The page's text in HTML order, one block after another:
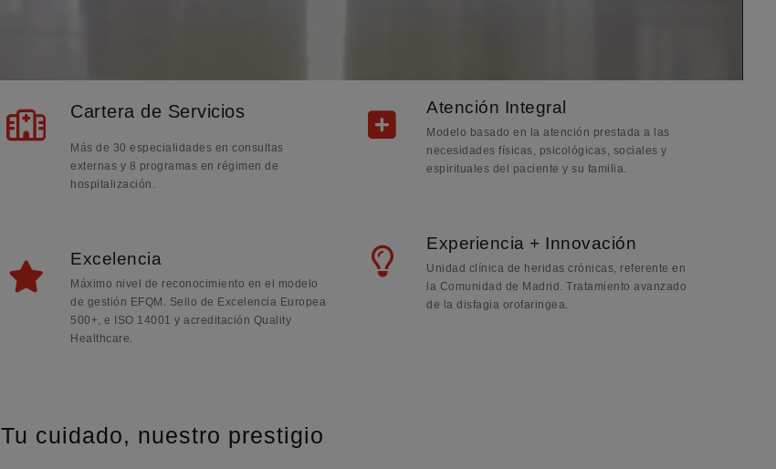
Cartera de Servicios
Más de 30 especialidades en consultas
externas y 8 programas en régimen de
hospitalización.
Excelencia
Máximo nivel de reconocimiento en el modelo
de gestión EFQM. Sello de Excelencia Europea
500+, e ISO 14001 y acreditación Quality
Healthcare.
Atención Integral
Modelo basado en la atención prestada a las
necesidades físicas, psicológicas, sociales y
espirituales del paciente y su familia.
Experiencia + Innovación
Unidad clínica de heridas crónicas, referente en
la Comunidad de Madrid. Tratamiento avanzado
de la disfagia orofaringea.
Tu cuidado, nuestro prestigio